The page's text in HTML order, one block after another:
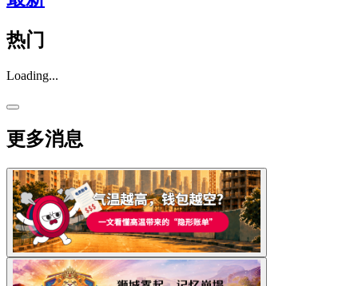
热门
Loading...
更多消息